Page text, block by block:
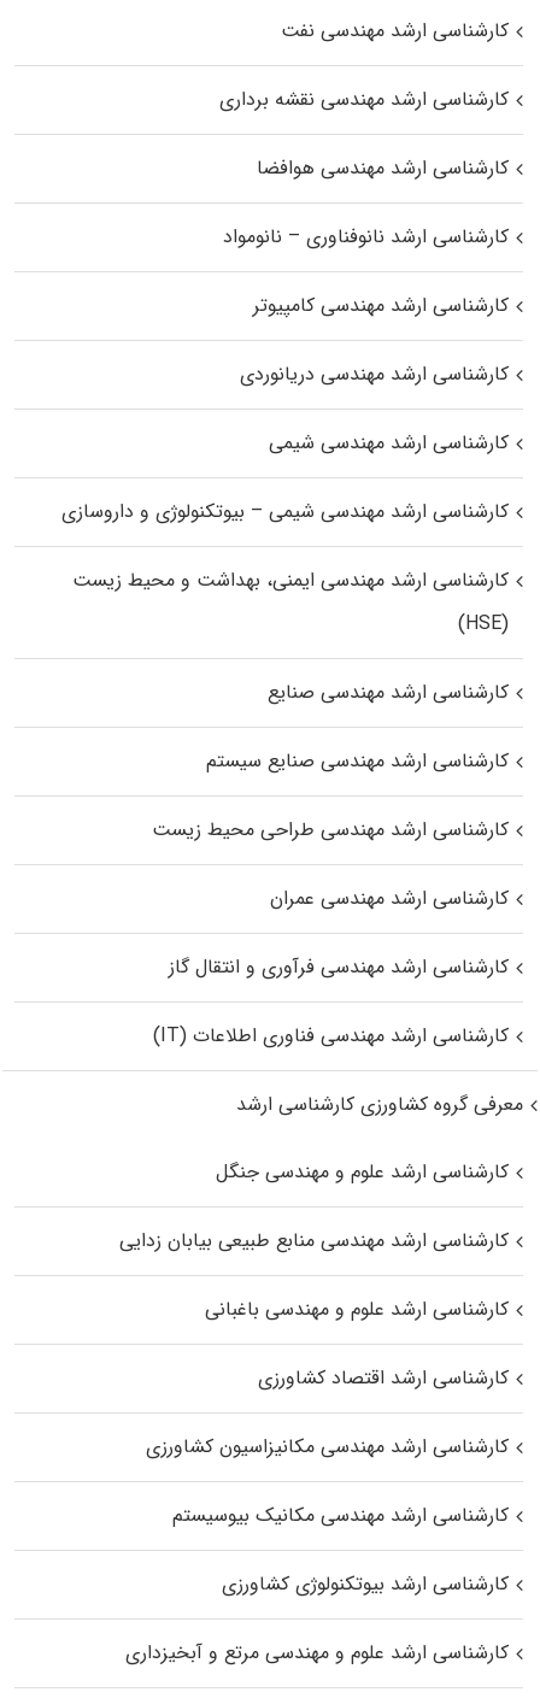
کارشناسی ارشد مهندسی نفت
کارشناسی ارشد مهندسی نقشه برداری
کارشناسی ارشد مهندسی هوافضا
کارشناسی ارشد نانوفناوری – نانومواد
کارشناسی ارشد مهندسی کامپیوتر
کارشناسی ارشد مهندسی دریانوردی
کارشناسی ارشد مهندسی شیمی
کارشناسی ارشد مهندسی شیمی – بیوتکنولوژی و داروسازی
کارشناسی ارشد مهندسی ایمنی، بهداشت و محیط زیست
(HSE)
کارشناسی ارشد مهندسی صنایع
کارشناسی ارشد مهندسی صنایع سیستم
کارشناسی ارشد مهندسی طراحی محیط زیست
کارشناسی ارشد مهندسی عمران
کارشناسی ارشد مهندسی فرآوری و انتقال گاز
کارشناسی ارشد مهندسی فناوری اطلاعات (IT)
معرفی گروه کشاورزی کارشناسی ارشد
کارشناسی ارشد علوم و مهندسی جنگل
کارشناسی ارشد مهندسی منابع طبیعی بیابان زدایی
کارشناسی ارشد علوم و مهندسی باغبانی
کارشناسی ارشد اقتصاد کشاورزی
کارشناسی ارشد مهندسی مکانیزاسیون کشاورزی
کارشناسی ارشد مهندسی مکانیک بیوسیستم
کارشناسی ارشد بیوتکنولوژی کشاورزی
کارشناسی ارشد علوم و مهندسی مرتع و آبخیزداری